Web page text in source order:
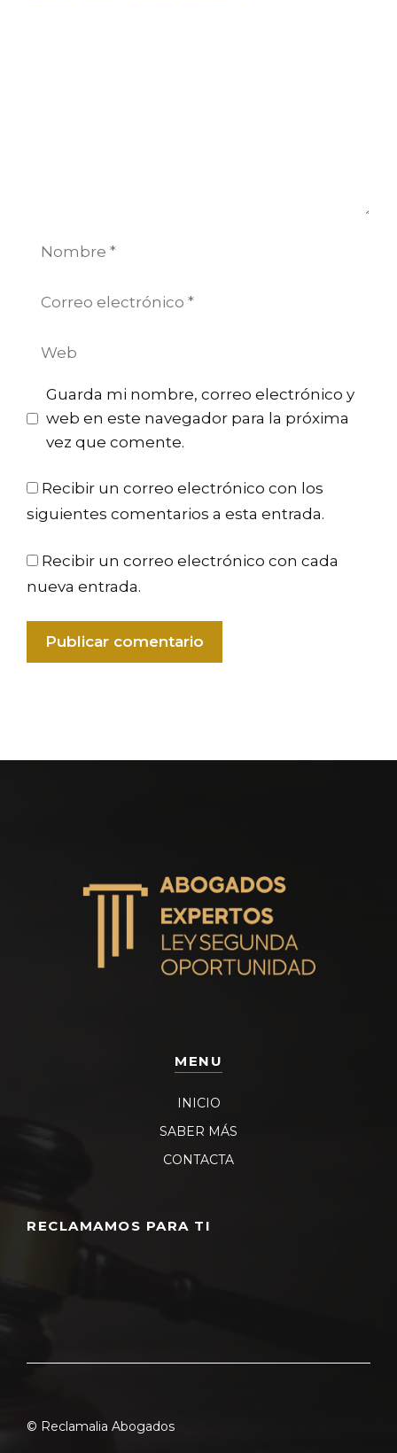
Nombre
Guarda mi nombre, correo electrónico y
web en este navegador para la próxima
vez que comente.
Recibir un correo electrónico con los
siguientes comentarios a esta entrada.
Recibir un correo electrónico con cada
nueva entrada.
MENU
INICIO
SABER MÁS
CONTACTA
RECLAMAMOS PARA TI
© Reclamalia Abogados